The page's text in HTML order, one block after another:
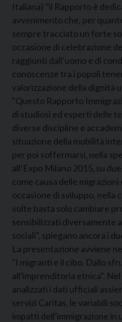
Italiana) "il Rapporto è
avvenimento che, per
sempre tracciato un forte
occasione di celebrazione
raggiunti dall’uomo e di
conoscenze tra i popoli
valorizzazione della dignità
"Questo Rapporto
di studiosi ed esperti delle
diverse discipline e
situazione della mobilità
per poi soffermarsi, nella
all’Expo Milano 2015, su
come causa delle migrazioni
occasione di sviluppo, nella
volte basta solo cambiare
sensibilizzati diversamente
sociali", spiegano ancora i
La presentazione avviene
"I migranti e il cibo. Dallo
all'imprenditoria etnica".
analizzati i dati ufficiali
servizi Caritas, le variabili
impatti dell'immigrazione in